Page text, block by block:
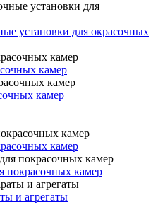
установки для окрасочных
камер
камер
камер
покрасочных камер
и агрегаты